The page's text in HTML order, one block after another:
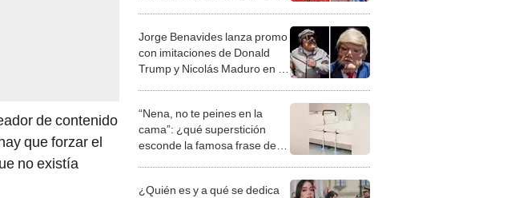
de contenido
que forzar el
no existía
Jorge Benavides lanza promo
con imitaciones de Donald
Trump y Nicolás Maduro en su
“Nena, no te peines en la
cama”: ¿qué superstición
esconde la famosa frase de
¿Quién es y a qué se dedica